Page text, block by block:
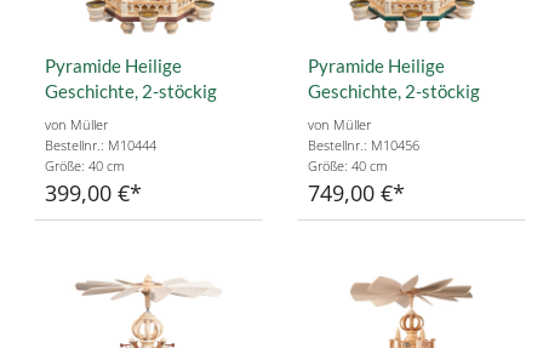
Pyramide Heilige
Geschichte, 2-stöckig
von Müller
Bestellnr.: M10444
Größe: 40 cm
399,00 €
Pyramide Heilige
Geschichte, 2-stöckig
von Müller
Bestellnr.: M10456
Größe: 40 cm
749,00 €